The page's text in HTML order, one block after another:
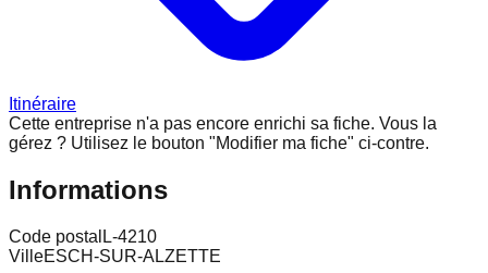
Itinéraire
Cette entreprise n'a pas encore enrichi sa fiche. Vous la
gérez ? Utilisez le bouton "Modifier ma fiche" ci-contre.
Informations
Code postal L-4210
VilleESCH-SUR-ALZETTE